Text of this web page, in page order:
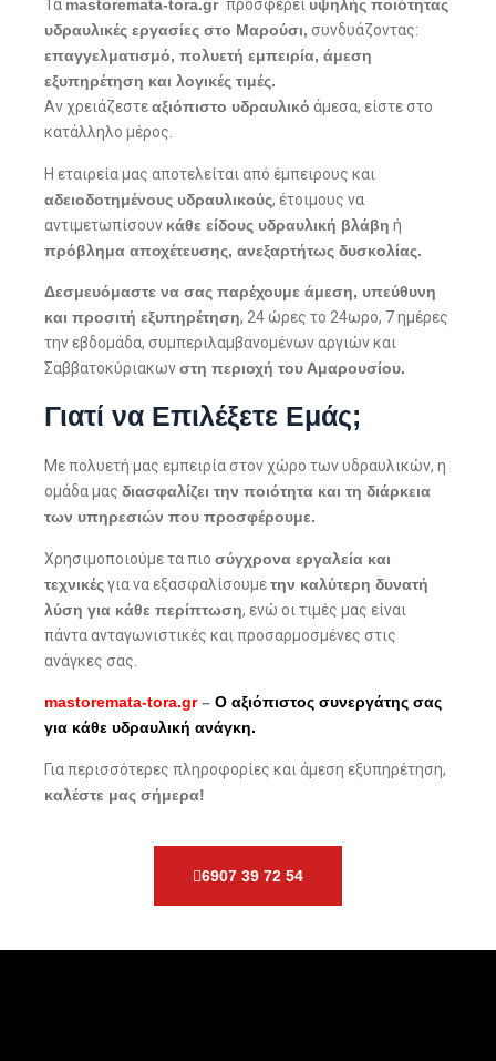
Τα mastoremata-tora.gr προσφέρει υψηλής ποιότητας
υδραυλικές εργασίες στο Μαρούσι, συνδυάζοντας:
επαγγελματισμό, πολυετή εμπειρία, άμεση
εξυπηρέτηση και λογικές τιμές.
Αν χρειάζεστεαξιόπιστο υδραυλικό άμεσα, είστε στο
κατάλληλο μέρος.
Η εταιρεία μας αποτελείται από έμπειρους και
αδειοδοτημένους υδραυλικούς, έτοιμους να
αντιμετωπίσουν κάθε είδους υδραυλική βλάβη ή
πρόβλημα αποχέτευσης, ανεξαρτήτως δυσκολίας.
Δεσμευόμαστε να σας παρέχουμε άμεση, υπεύθυνη
και προσιτή εξυπηρέτηση, 24 ώρες το 24ωρο, 7 ημέρες
την εβδομάδα, συμπεριλαμβανομένων αργιών και
Σαββατοκύριακωνστη περιοχή του Αμαρουσίου.
Γιατί να Επιλέξετε Εμάς;
Με πολυετή μας εμπειρία στον χώρο των υδραυλικών, η
ομάδα μας διασφαλίζει την ποιότητα και τη διάρκεια
των υπηρεσιών που προσφέρουμε.
Χρησιμοποιούμε τα πιο σύγχρονα εργαλεία και
τεχνικέςγια να εξασφαλίσουμετην καλύτερη δυνατή
λύση για κάθε περίπτωση, ενώ οι τιμές μας είναι
πάντα ανταγωνιστικές και προσαρμοσμένες στις
ανάγκες σας.
mastoremata-tora.gr– Ο αξιόπιστος συνεργάτης σας
για κάθε υδραυλική ανάγκη.
Για περισσότερες πληροφορίες και άμεση εξυπηρέτηση,
καλέστε μας σήμερα!
6907 39 72 54